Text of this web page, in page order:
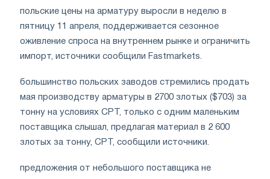
польские цены на арматуру выросли в неделю в
пятницу 11 апреля, поддерживается сезонное
оживление спроса на внутреннем рынке и ограничить
импорт, источники сообщили Fastmarkets.
большинство польских заводов стремились продать
мая производству арматуры в 2700 злотых ($703) за
тонну на условиях CPT, только с одним маленьким
поставщика слышал, предлагая материал в 2 600
злотых за тонну, СРТ, сообщили источники.
предложения от небольшого поставщика не